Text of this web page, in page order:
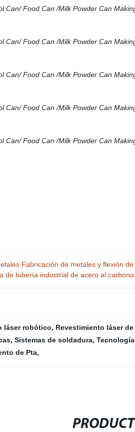
Fabricación de metales y flexión
de tubería industrial de acero al
láser robótico, Revestimiento láser
, Sistemas de soldadura,
de Pta,